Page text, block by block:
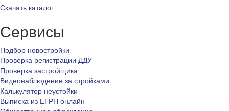
Скачать каталог
Сервисы
Подбор новостройки
Проверка регистрации ДДУ
Проверка застройщика
Видеонаблюдение за стройками
Калькулятор неустойки
Выписка из ЕГРН онлайн